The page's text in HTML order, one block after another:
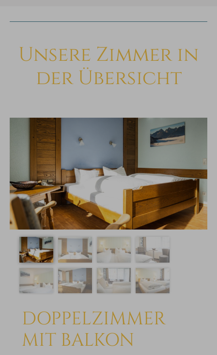
Unsere Zimmer in
der Übersicht
DOPPELZIMMER
MIT BALKON